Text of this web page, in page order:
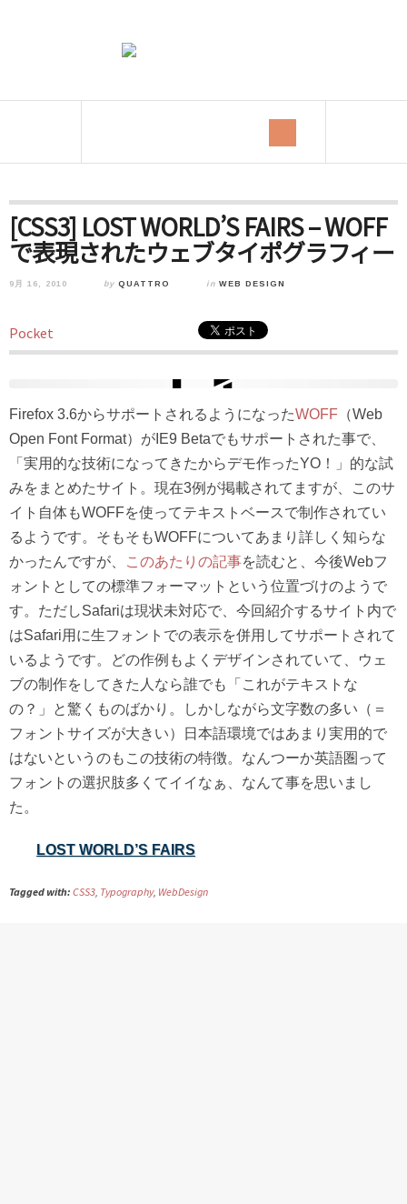
[CSS3] LOST WORLD’S FAIRS – WOFF
で表現されたウェブタイポグラフィー
9月 16, 2010 by QUATTRO in WEB DESIGN
Pocket
Firefox 3.6からサポートされるようになったWOFF （Web
Open Font Format）がIE9 Betaでもサポートされた事で、
「実用的な技術になってきたからデモ作ったYO！」的な試
みをまとめたサイト。現在3例が掲載されてますが、このサ
イト自体もWOFFを使ってテキストベースで制作されてい
るようです。そもそもWOFFについてあまり詳しく知らな
かったんですが、
このあたりの記事を読むと、今後Webフ
ォントとしての標準フォーマットという位置づけのようで
す。ただしSafariは現状未対応で、今回紹介するサイト内で
はSafari用に生フォントでの表示を併用してサポートされて
いるようです。どの作例もよくデザインされていて、ウェ
ブの制作をしてきた人なら誰でも「これがテキストな
の？」と驚くものばかり。しかしながら文字数の多い（＝
フォントサイズが大きい）日本語環境ではあまり実用的で
はないというのもこの技術の特徴。なんつーか英語圏って
フォントの選択肢多くてイイなぁ、なんて事を思いまし
た。
LOST WORLD’S FAIRS
Tagged with: CSS3, Typography, WebDesign